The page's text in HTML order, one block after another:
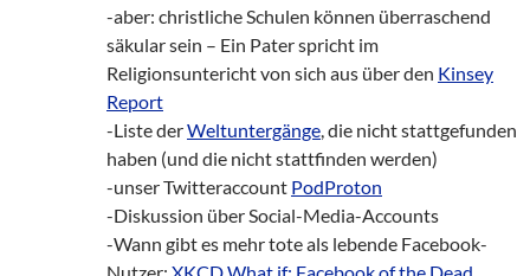
-aber: christliche Schulen können überraschend
säkular sein – Ein Pater spricht im
Religionsuntericht von sich aus über den Kinsey
Report
-Liste derWeltuntergänge, die nicht stattgefunden
haben (und die nicht stattfinden werden)
-unser Twitteraccount PodProton
-Diskussion über Social-Media-Accounts
-Wann gibt es mehr tote als lebende Facebook-